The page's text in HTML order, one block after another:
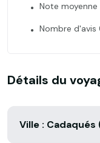
Note
Nombre d'avis
Détails du
Ville : Cadaqués